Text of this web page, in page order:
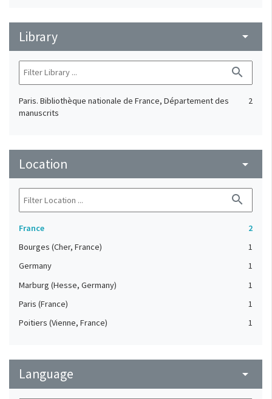
Library arrow_drop_down
search
Paris. Bibliothèque nationale de France, Département des
manuscrits
2
Location arrow_drop_down
search
France
2
Bourges (Cher, France)
1
Germany
1
Marburg (Hesse, Germany)
1
Paris (France)
1
Poitiers (Vienne, France)
1
Language arrow_drop_down